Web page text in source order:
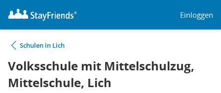
Einloggen
Schulen in Lich
Volksschule mit Mittelschulzug,
Mittelschule, Lich